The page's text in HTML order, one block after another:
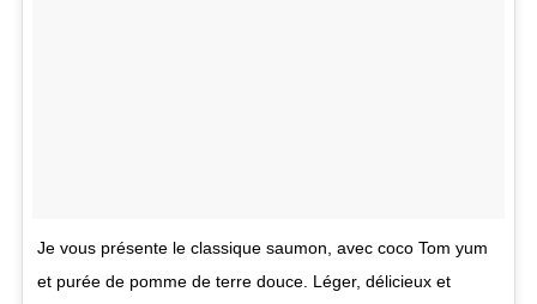
Je vous présente le classique saumon, avec coco Tom yum
et purée de pomme de terre douce. Léger, délicieux et